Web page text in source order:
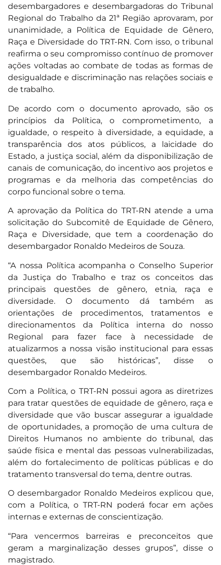
desembargadores e desembargadoras do Tribunal
Regional do Trabalho da 21ª Região aprovaram, por
unanimidade, a Política de Equidade de Gênero,
Raça e Diversidade do TRT-RN. Com isso, o tribunal
reafirma o seu compromisso contínuo de promover
ações voltadas ao combate de todas as formas de
desigualdade e discriminação nas relações sociais e
de trabalho.
De acordo com o documento aprovado, são os
princípios da Política, o comprometimento, a
igualdade, o respeito à diversidade, a equidade, a
transparência dos atos públicos, a laicidade do
Estado, a justiça social, além da disponibilização de
canais de comunicação, do incentivo aos projetos e
programas e da melhoria das competências do
corpo funcional sobre o tema.
A aprovação da Política do TRT-RN atende a uma
solicitação do Subcomitê de Equidade de Gênero,
Raça e Diversidade, que tem a coordenação do
desembargador Ronaldo Medeiros de Souza.
“A nossa Política acompanha o Conselho Superior
da Justiça do Trabalho e traz os conceitos das
principais questões de gênero, etnia, raça e
diversidade. O documento dá também as
orientações de procedimentos, tratamentos e
direcionamentos da Política interna do nosso
Regional para fazer face à necessidade de
atualizarmos a nossa visão institucional para essas
questões, que são históricas”, disse o
desembargador Ronaldo Medeiros.
Com a Política, o TRT-RN possui agora as diretrizes
para tratar questões de equidade de gênero, raça e
diversidade que vão buscar assegurar a igualdade
de oportunidades, a promoção de uma cultura de
Direitos Humanos no ambiente do tribunal, das
saúde física e mental das pessoas vulnerabilizadas,
além do fortalecimento de políticas públicas e do
tratamento transversal do tema, dentre outras.
O desembargador Ronaldo Medeiros explicou que,
com a Política, o TRT-RN poderá focar em ações
internas e externas de conscientização.
“Para vencermos barreiras e preconceitos que
geram a marginalização desses grupos”, disse o
magistrado.